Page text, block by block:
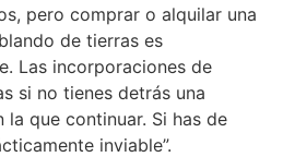
pero comprar o alquilar una
de tierras es
Las incorporaciones de
si no tienes detrás una
que continuar. Si has de
inviable”.